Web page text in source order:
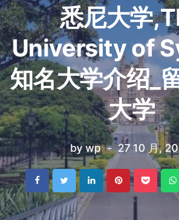
悉尼大学
University of
知名大学介绍_
大学
by wp 27 10 月,